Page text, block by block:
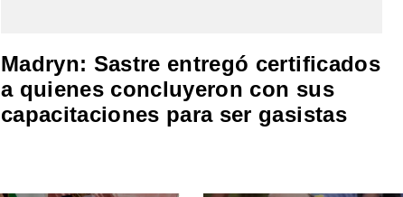
Madryn: Sastre entregó certificados
a quienes concluyeron con sus
capacitaciones para ser gasistas